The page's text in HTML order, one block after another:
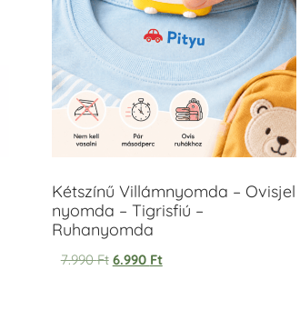
Kétszínű Villámnyomda – Ovisjel
nyomda – Tigrisfiú –
Ruhanyomda
7.990Ft 6.990 Ft